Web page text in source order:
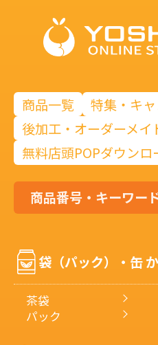
商品一覧
特集・キ
後加工・オーダーメイ
無料店頭POPダウンロ
号・
キ
袋（パック）・缶
茶袋
パック